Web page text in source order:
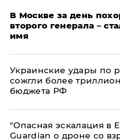
В Москве за день
второго генерала –
имя
Украинские удары по
сожгли более
бюджета РФ
"Опасная эскалация в
Guardian о дроне со